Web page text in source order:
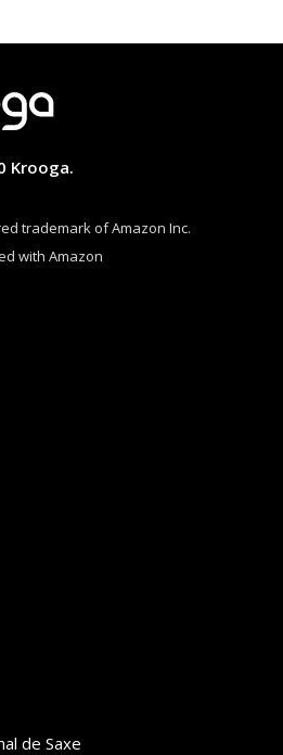
Krooga.
trademark of Amazon Inc.
with Amazon
de Saxe